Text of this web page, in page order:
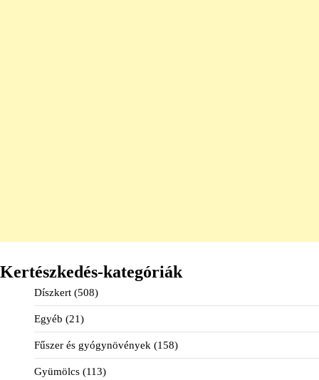
Kertészkedés-kategóriák
Díszkert (508)
Egyéb (21)
Fűszer és gyógynövények (158)
Gyümölcs (113)